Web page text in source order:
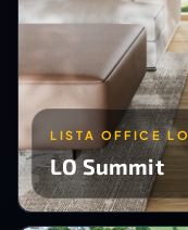
LISTA OFFICE LO
LO Summit